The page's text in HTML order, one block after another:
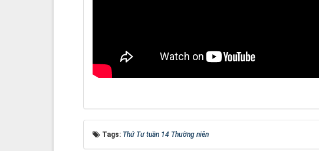
Tags: Thứ Tư tuần 14 Thường niên